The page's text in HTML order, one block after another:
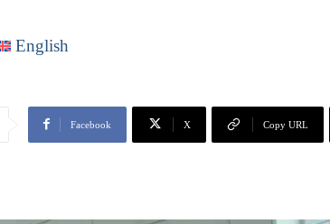
English
Facebook X Copy URL